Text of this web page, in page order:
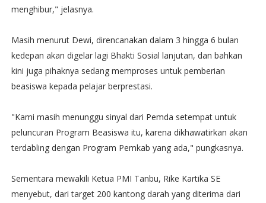
menghibur," jelasnya.
Masih menurut Dewi, direncanakan dalam 3 hingga 6 bulan
kedepan akan digelar lagi Bhakti Sosial lanjutan, dan bahkan
kini juga pihaknya sedang memproses untuk pemberian
beasiswa kepada pelajar berprestasi.
"Kami masih menunggu sinyal dari Pemda setempat untuk
peluncuran Program Beasiswa itu, karena dikhawatirkan akan
terdabling dengan Program Pemkab yang ada," pungkasnya.
Sementara mewakili Ketua PMI Tanbu, Rike Kartika SE
menyebut, dari target 200 kantong darah yang diterima dari